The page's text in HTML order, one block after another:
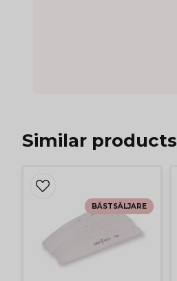
Similar products
BÄSTSÄLJARE